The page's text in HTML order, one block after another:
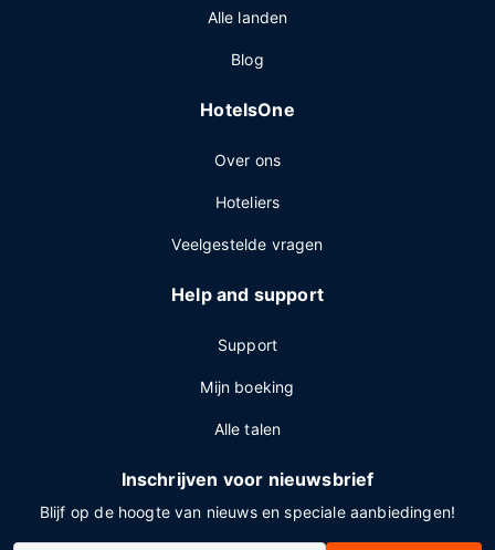
Alle landen
Blog
HotelsOne
Over ons
Hoteliers
Veelgestelde vragen
Help and support
Support
Mijn boeking
Alle talen
Inschrijven voor nieuwsbrief
Blijf op de hoogte van nieuws en speciale aanbiedingen!